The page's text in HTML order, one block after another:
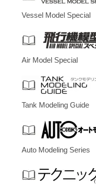
Vessel Model Special
Air Model Special
Tank Modeling Guide
Auto Modeling Series